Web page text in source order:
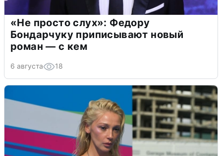
«Не просто слух»: Федору
Бондарчуку приписывают новый
роман — с кем
6 августа 18